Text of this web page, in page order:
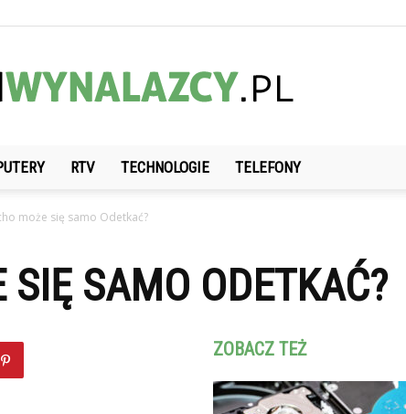
CyfrowiWynalazcy.pl
RTV TECHNOLOGIE TELEFONY
może się samo Odetkać?
SAMO ODETKAĆ?
ZOBACZ TEŻ